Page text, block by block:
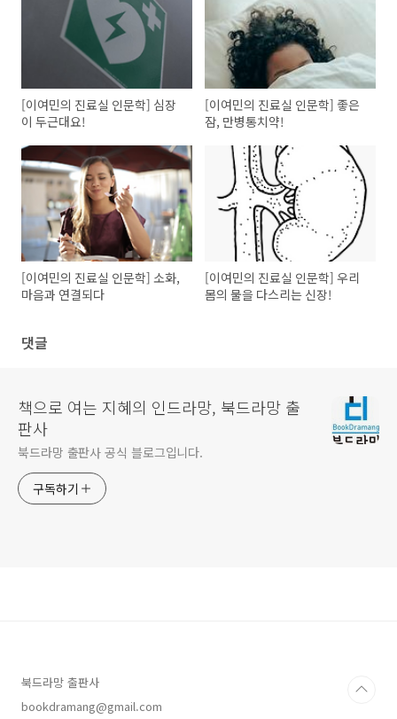
[이여민의 진료실 인문학] 심장
이 두근대요!
[이여민의 진료실 인문학] 좋은
잠, 만병통치약!
[이여민의 진료실 인문학] 소화,
마음과 연결되다
[이여민의 진료실 인문학] 우리
몸의 물을 다스리는 신장!
댓글
책으로 여는 지혜의 인드라망, 북드라망 출
판사
북드라망 출판사 공식 블로그입니다.
구독하기
북드라망 출판사
bookdramang@gmail.com